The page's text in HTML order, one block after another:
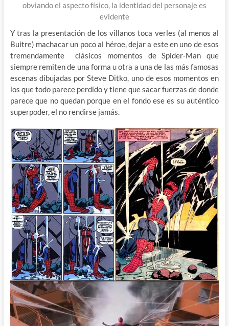
obviando el aspecto físico, la identidad del personaje es
evidente
Y tras la presentación de los villanos toca verles (al menos al
Buitre) machacar un poco al héroe, dejar a este en uno de esos
tremendamente clásicos momentos de Spider-Man que
siempre remiten de una forma u otra a una de las más famosas
escenas dibujadas por Steve Ditko, uno de esos momentos en
los que todo parece perdido y tiene que sacar fuerzas de donde
parece que no quedan porque en el fondo ese es su auténtico
superpoder, el no rendirse jamás.